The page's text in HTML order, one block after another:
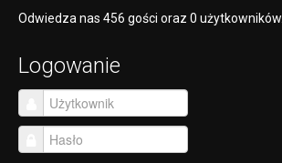
Odwiedza nas 456 gości oraz 0 użytkowników.
Logowanie